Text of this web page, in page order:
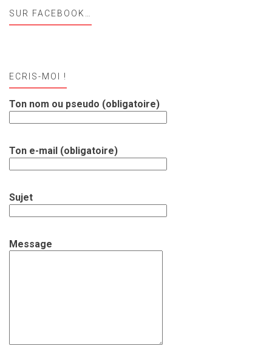
SUR FACEBOOK…
ECRIS-MOI !
Ton nom ou pseudo (obligatoire)
Ton e-mail (obligatoire)
Sujet
Message